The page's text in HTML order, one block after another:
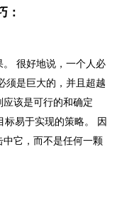
：
很好地说，一个人必
须是巨大的，并且超越
该是可行的和确定
易于实现的策略。 因
它，而不是任何一颗